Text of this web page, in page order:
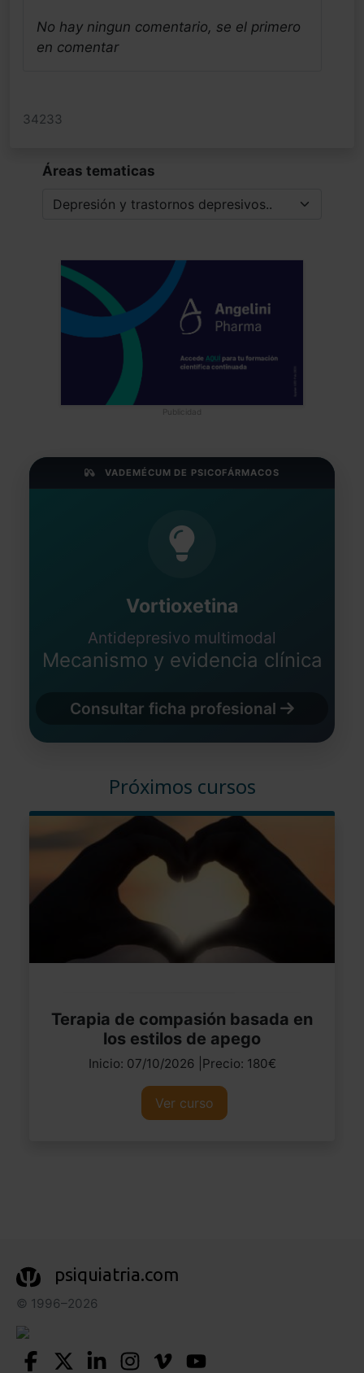
No hay ningun comentario, se el primero
en comentar
34233
Áreas tematicas
Publicidad
VADEMÉCUM DE PSICOFÁRMACOS
Vortioxetina
Antidepresivo multimodal
Mecanismo y evidencia clínica
Consultar ficha profesional
Próximos cursos
Terapia de compasión basada en
los estilos de apego
Inicio: 07/10/2026 |Precio: 180€
Ver curso
psiquiatria.com
© 1996–2026